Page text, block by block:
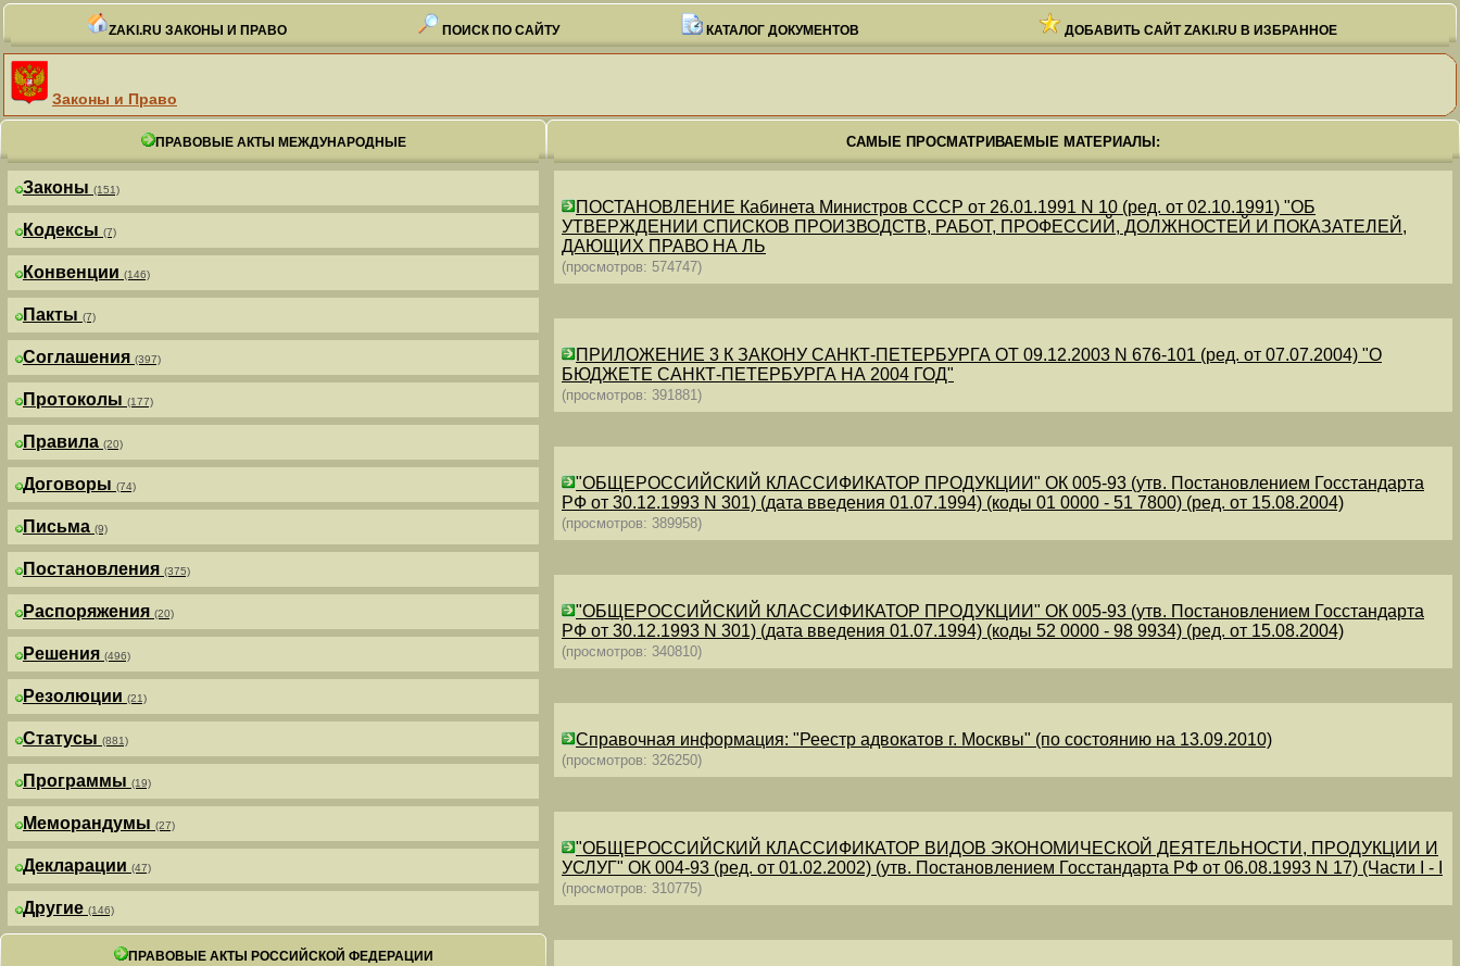
ZAKI.RU ЗАКОНЫ И ПРАВО ПОИСК ПО САЙТУ КАТАЛОГ ДОКУМЕНТОВ ДОБАВИТЬ САЙТ ZAKI.RU В ИЗБРАННОЕ
Законы и Право
ПРАВОВЫЕ АКТЫ МЕЖДУНАРОДНЫЕ
Законы (151)
Кодексы (7)
Конвенции (146)
Пакты (7)
Соглашения (397)
Протоколы (177)
Правила (20)
Договоры (74)
Письма (9)
Постановления (375)
Распоряжения (20)
Решения (496)
Резолюции (21)
Статусы (881)
Программы (19)
Меморандумы (27)
Декларации (47)
Другие (146)
ПРАВОВЫЕ АКТЫ РОССИЙСКОЙ ФЕДЕРАЦИИ
САМЫЕ ПРОСМАТРИВАЕМЫЕ МАТЕРИАЛЫ:
ПОСТАНОВЛЕНИЕ Кабинета Министров СССР от 26.01.1991 N 10 (ред. от 02.10.1991) "ОБ
УТВЕРЖДЕНИИ СПИСКОВ ПРОИЗВОДСТВ, РАБОТ, ПРОФЕССИЙ, ДОЛЖНОСТЕЙ И ПОКАЗАТЕЛЕЙ,
ДАЮЩИХ ПРАВО НА ЛЬ
(просмотров: 574747)
ПРИЛОЖЕНИЕ 3 К ЗАКОНУ САНКТ-ПЕТЕРБУРГА ОТ 09.12.2003 N 676-101 (ред. от 07.07.2004) "О
БЮДЖЕТЕ САНКТ-ПЕТЕРБУРГА НА 2004 ГОД"
(просмотров: 391881)
"ОБЩЕРОССИЙСКИЙ КЛАССИФИКАТОР ПРОДУКЦИИ" ОК 005-93 (утв. Постановлением Госстандарта
РФ от 30.12.1993 N 301) (дата введения 01.07.1994) (коды 01 0000 - 51 7800) (ред. от 15.08.2004)
(просмотров: 389958)
"ОБЩЕРОССИЙСКИЙ КЛАССИФИКАТОР ПРОДУКЦИИ" ОК 005-93 (утв. Постановлением Госстандарта
РФ от 30.12.1993 N 301) (дата введения 01.07.1994) (коды 52 0000 - 98 9934) (ред. от 15.08.2004)
(просмотров: 340810)
Справочная информация: "Реестр адвокатов г. Москвы" (по состоянию на 13.09.2010)
(просмотров: 326250)
"ОБЩЕРОССИЙСКИЙ КЛАССИФИКАТОР ВИДОВ ЭКОНОМИЧЕСКОЙ ДЕЯТЕЛЬНОСТИ, ПРОДУКЦИИ И
УСЛУГ" ОК 004-93 (ред. от 01.02.2002) (утв. Постановлением Госстандарта РФ от 06.08.1993 N 17) (Части I - I
(просмотров: 310775)